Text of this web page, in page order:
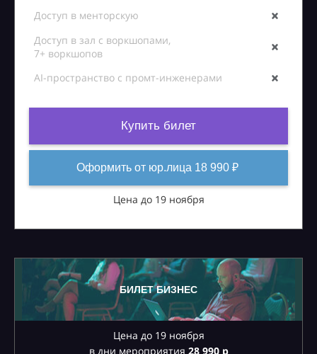
Доступ в менторскую
Доступ в зал с воркшопами,
7+ воркшопов
AI-пространство с промт-инженерами
Купить билет
Оформить от юр.лица 18 990 ₽
Цена до 19 ноября
БИЛЕТ БИЗНЕС
Цена до 19 ноября
в дни мероприятия 28990 р